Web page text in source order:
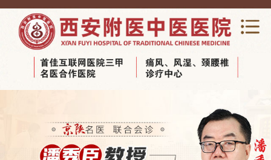
网站首页
关于我们
专家团队
科室导览